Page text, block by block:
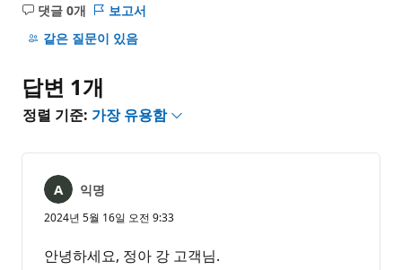
댓글 0개
설
명
음
보고서
같은 질문이 있음
답변 1개
정렬 기준: 가장 유용함
익명
2024년 5월 16일 오전 9:33
안녕하세요, 정아 강 고객님.